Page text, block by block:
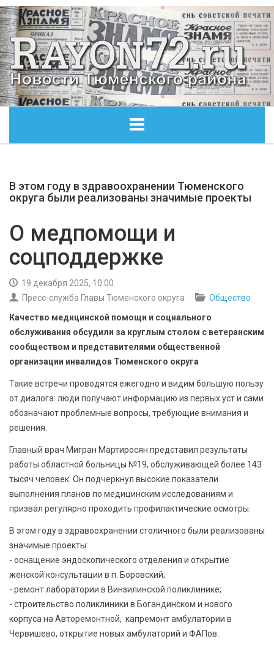
ОБЩЕСТВО
КУЛЬТУРА
БЕЗОПАСНОСТЬ
АРХИВ PDF
В этом году в здравоохранении Тюменского
округа были реализованы значимые проекты
О медпомощи и
соцподдержке
19 декабря 2025, 10:00
Пресс-служба Главы Тюменского округа
Общество
Качество медицинской помощи и социального
обслуживания обсудили за круглым столом с ветеранским
сообществом и представителями общественной
организации инвалидов Тюменского округа
Такие встречи проводятся ежегодно и видим большую пользу
от диалога: люди получают информацию из первых уст и сами
обозначают проблемные вопросы, требующие внимания и
решения.
Главный врач Мигран Мартиросян представил результаты
работы областной больницы №19, обслуживающей более 143
тысяч человек. Он подчеркнул высокие показатели
выполнения планов по медицинским исследованиям и
призвал регулярно проходить профилактические осмотры.
В этом году в здравоохранении столичного были реализованы
значимые проекты:
- оснащение эндоскопического отделения и открытие
женской консультации в п. Боровский;
- ремонт лаборатории в Винзилинской поликлинике;
- строительство поликлиники в Богандинском и нового
корпуса на Авторемонтной, капремонт амбулатории в
Червишево, открытие новых амбулаторий и ФАПов.